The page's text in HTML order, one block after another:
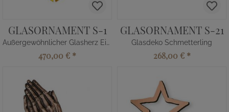
GLASORNAMENT S-1
Außergewöhnlicher Glasherz Einsatz für Grabmale
470,00 € *
GLASORNAMENT S-21
Glasdeko Schmetterling
268,00 € *